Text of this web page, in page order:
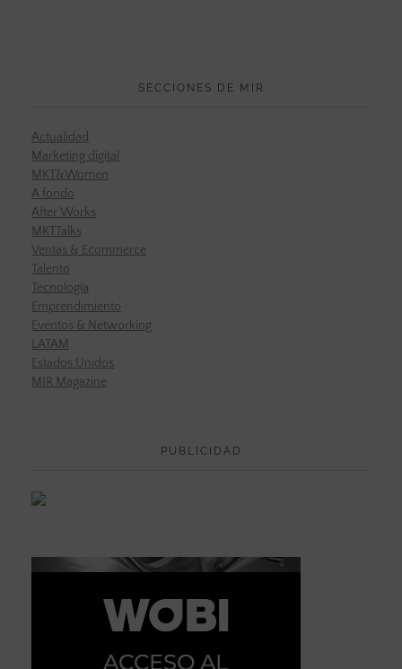
SECCIONES DE MIR
Actualidad
Marketing digital
MKT&Women
A fondo
After Works
MKTTalks
Ventas & Ecommerce
Talento
Tecnología
Emprendimiento
Eventos & Networking
LATAM
Estados Unidos
MIR Magazine
PUBLICIDAD